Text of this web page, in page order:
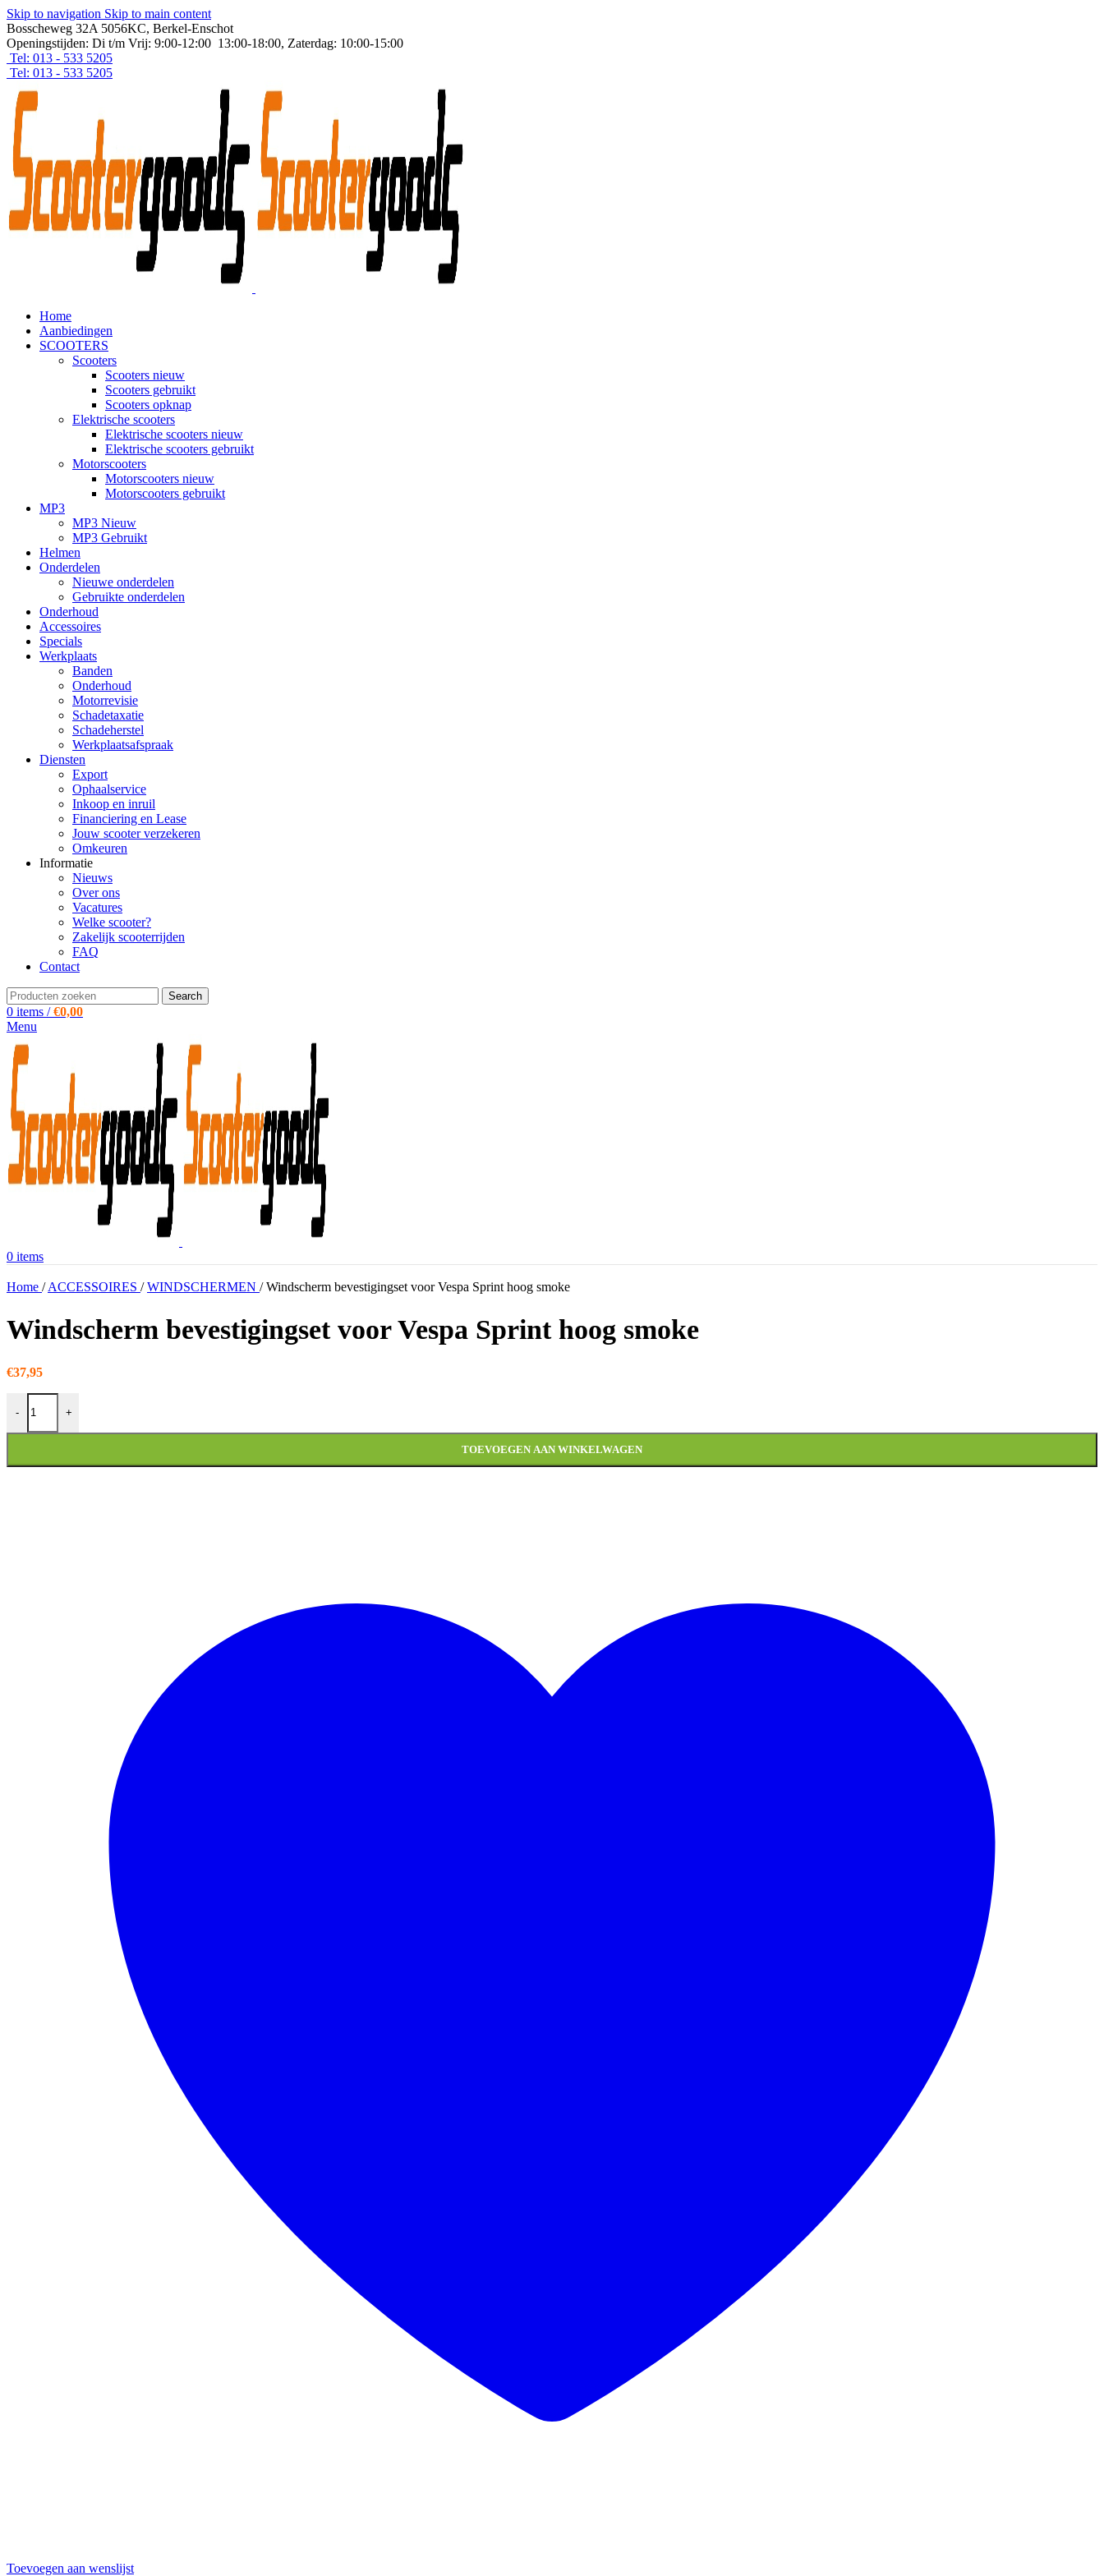
Skip to navigation Skip to main content
Bosscheweg 32A 5056KC, Berkel-Enschot
Openingstijden: Di t/m Vrij: 9:00-12:00 13:00-18:00, Zaterdag: 10:00-15:00
Tel: 013 - 533 5205
Tel: 013 - 533 5205
Home
Aanbiedingen
SCOOTERS
Scooters
Scooters nieuw
Scooters gebruikt
Scooters opknap
Elektrische scooters
Elektrische scooters nieuw
Elektrische scooters gebruikt
Motorscooters
Motorscooters nieuw
Motorscooters gebruikt
MP3
MP3 Nieuw
MP3 Gebruikt
Helmen
Onderdelen
Nieuwe onderdelen
Gebruikte onderdelen
Onderhoud
Accessoires
Specials
Werkplaats
Banden
Onderhoud
Motorrevisie
Schadetaxatie
Schadeherstel
Werkplaatsafspraak
Diensten
Export
Ophaalservice
Inkoop en inruil
Financiering en Lease
Jouw scooter verzekeren
Omkeuren
Informatie
Nieuws
Over ons
Vacatures
Welke scooter?
Zakelijk scooterrijden
FAQ
Contact
Search
0 items / €0,00
Menu
0 items
Home / ACCESSOIRES / WINDSCHERMEN / Windscherm bevestigingset voor Vespa Sprint hoog smoke
Windscherm bevestigingset voor Vespa Sprint hoog smoke
€37,95
-
Windscherm bevestigingset voor Vespa Sprint hoog smoke aantal
+
TOEVOEGEN AAN WINKELWAGEN
Toevoegen aan wenslijst